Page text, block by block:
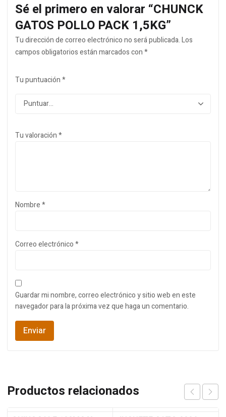
Sé el primero en valorar “CHUNCK
GATOS POLLO PACK 1,5KG”
Tu dirección de correo electrónico no será publicada.Los
campos obligatorios están marcados con*
Tu puntuación*
Tu valoración*
Nombre*
Correo electrónico*
Guardar mi nombre, correo electrónico y sitio web en este
navegador para la próxima vez que haga un comentario.
Productos relacionados